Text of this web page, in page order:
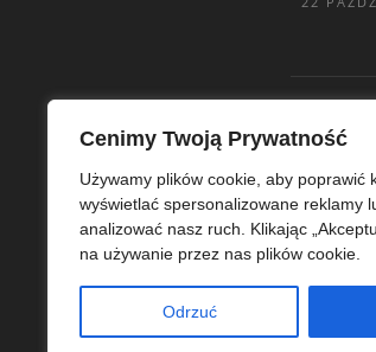
Cenimy Twoją Prywatność
Używamy plików cookie, aby poprawić
wyświetlać spersonalizowane reklamy
analizować nasz ruch. Klikając
na używanie przez nas plików cookie.
Odrzuć